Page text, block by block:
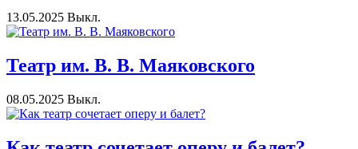
13.05.2025 Выкл.
Театр им. В. В. Маяковского
08.05.2025 Выкл.